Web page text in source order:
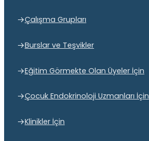
Çalışma Grupları
Burslar ve Teşvikler
Eğitim Görmekte Olan Üyeler İçin
Çocuk Endokrinoloji Uzmanları İçin
Klinikler İçin